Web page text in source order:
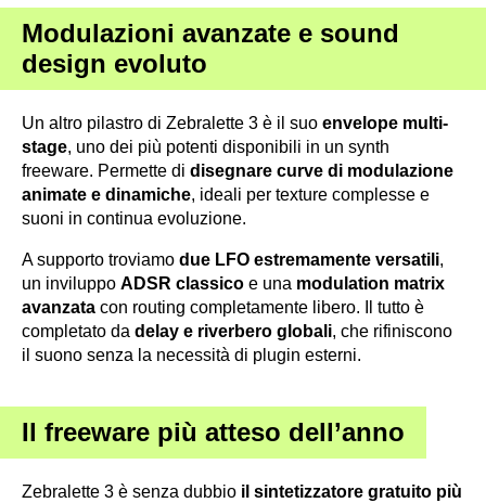
Modulazioni avanzate e sound
design evoluto
Un altro pilastro di Zebralette 3 è il suo envelope multi-
stage, uno dei più potenti disponibili in un synth
freeware. Permette di disegnare curve di modulazione
animate e dinamiche, ideali per texture complesse e
suoni in continua evoluzione.
A supporto troviamo due LFO estremamente versatili,
un inviluppo ADSR classico e una modulation matrix
avanzata con routing completamente libero. Il tutto è
completato da delay e riverbero globali, che rifiniscono
il suono senza la necessità di plugin esterni.
Il freeware più atteso dell’anno
Zebralette 3 è senza dubbio il sintetizzatore gratuito più